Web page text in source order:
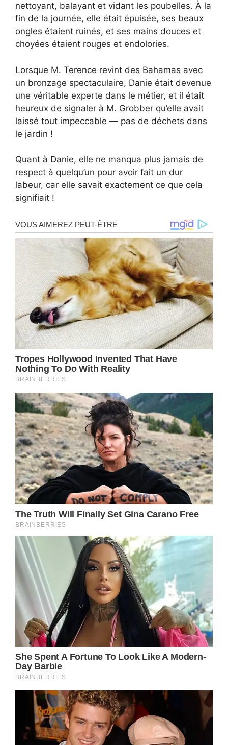
nettoyant, balayant et vidant les poubelles. À la
fin de la journée, elle était épuisée, ses beaux
ongles étaient ruinés, et ses mains douces et
choyées étaient rouges et endolories.
Lorsque M. Terence revint des Bahamas avec
un bronzage spectaculaire, Danie était devenue
une véritable experte dans le métier, et il était
heureux de signaler à M. Grobber qu’elle avait
laissé tout impeccable — pas de déchets dans
le jardin !
Quant à Danie, elle ne manqua plus jamais de
respect à quelqu’un pour avoir fait un dur
labeur, car elle savait exactement ce que cela
signifiait !